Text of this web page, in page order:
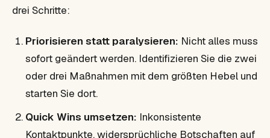
drei Schritte:
Priorisieren statt paralysieren: Nicht alles muss
sofort geändert werden. Identifizieren Sie die zwei
oder drei Maßnahmen mit dem größten Hebel und
starten Sie dort.
Quick Wins umsetzen: Inkonsistente
Kontaktpunkte, widersprüchliche Botschaften auf